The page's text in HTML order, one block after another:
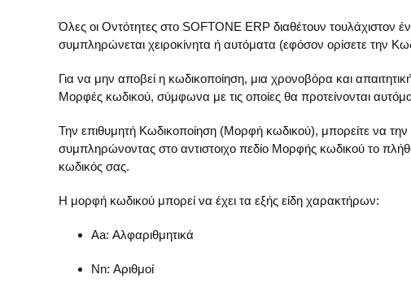
Όλες οι Οντότητες στο SOFTONE ERP διαθέτουν τουλάχιστον
συμπληρώνεται χειροκίνητα ή αυτόματα (εφόσον ορίσετε την
Για να μην αποβεί η κωδικοποίηση, μια χρονοβόρα και
Μορφές κωδικού, σύμφωνα με τις οποίες θα προτείνονται
Την επιθυμητή Κωδικοποίηση (Μορφή κωδικού), μπορείτε να την
συμπληρώνοντας στο αντιστοιχο πεδίο Μορφής κωδικού το
κωδικός σας.
Η μορφή κωδικού μπορεί να έχει τα εξής είδη χαρακτήρων:
Aa: Αλφαριθμητικά
Nn: Αριθμοί